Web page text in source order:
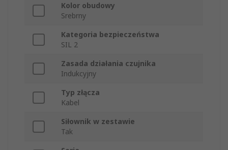
Kolor obudowy
Srebrny
Kategoria bezpieczeństwa
SIL 2
Zasada działania czujnika
Indukcyjny
Typ złącza
Kabel
Siłownik w zestawie
Tak